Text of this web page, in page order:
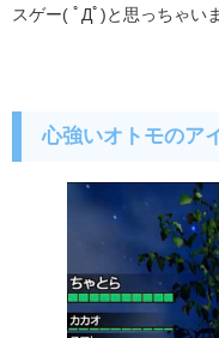
スゲー( ﾟДﾟ)と思っちゃい
心強いオトモのア